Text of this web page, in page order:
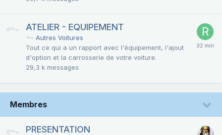
ATELIER - EQUIPEMENT
Autres Voitures
Tout ce qui a un rapport avec l'équipement, l'ajout
d'option et la carrosserie de votre voiture.
29,3 k messages
Membres
PRESENTATION